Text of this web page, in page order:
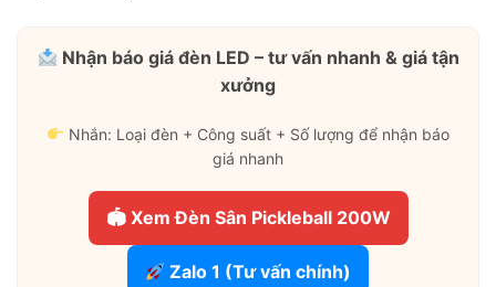
Nhận báo giá đèn LED – tư vấn nhanh & giá tận
xưởng
Nhắn: Loại đèn + Công suất + Số lượng để nhận báo
giá nhanh
🏟 Xem Đèn Sân Pickleball 200W
Zalo 1 (Tư vấn chính)